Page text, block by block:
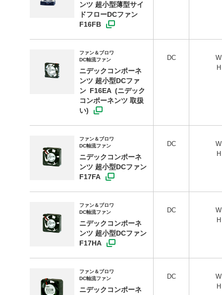
ンツ 超小型薄型サイ
ドフローDCファン
F16FB
ファン＆ブロワ
DC軸流ファン
ニデックコンポーネ
ンツ 超小型DCファ
ン F16EA (ニデック
コンポーネンツ 取扱
い)
DC
ファン＆ブロワ
DC軸流ファン
ニデックコンポーネ
ンツ 超小型DCファン
F17FA
DC
ファン＆ブロワ
DC軸流ファン
ニデックコンポーネ
ンツ 超小型DCファン
F17HA
DC
ファン＆ブロワ
DC軸流ファン
ニデックコンポーネ
DC